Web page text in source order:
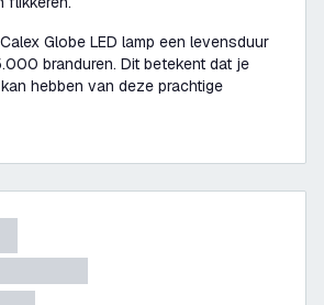
Globe LED lamp een levensduur
branduren. Dit betekent dat je
hebben van deze prachtige